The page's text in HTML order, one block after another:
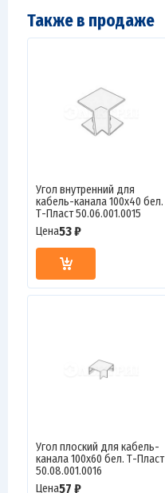
Также в продаже
Угол внутренний для
кабель-канала 100х40 бел.
Т-Пласт 50.06.001.0015
Цена53 ₽
Угол плоский для кабель-
канала 100х60 бел. Т-Пласт
50.08.001.0016
Цена57 ₽